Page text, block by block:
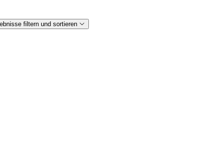
filtern und sortieren